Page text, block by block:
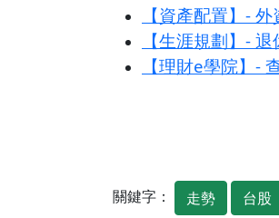
【資產配置】-
【生涯規劃】-
【理財e學院】-
關鍵字： 走勢 台股